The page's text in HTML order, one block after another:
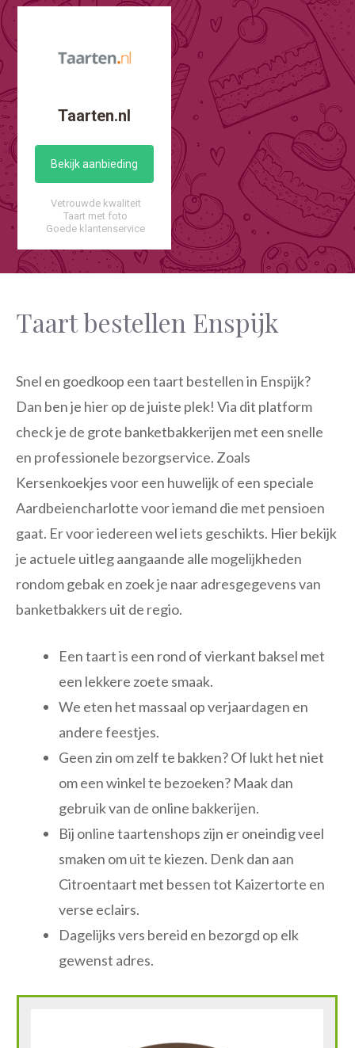
Taarten.nl
Bekijk aanbieding
Vetrouwde kwaliteit
Taart met foto
Goede klantenservice
Taart bestellen Enspijk
Snel en goedkoop een taart bestellen in Enspijk?
Dan ben je hier op de juiste plek! Via dit platform
check je de grote banketbakkerijen met een snelle
en professionele bezorgservice. Zoals
Kersenkoekjes voor een huwelijk of een speciale
Aardbeiencharlotte voor iemand die met pensioen
gaat. Er voor iedereen wel iets geschikts. Hier bekijk
je actuele uitleg aangaande alle mogelijkheden
rondom gebak en zoek je naar adresgegevens van
banketbakkers uit de regio.
Een taart is een rond of vierkant baksel met
een lekkere zoete smaak.
We eten het massaal op verjaardagen en
andere feestjes.
Geen zin om zelf te bakken? Of lukt het niet
om een winkel te bezoeken? Maak dan
gebruik van de online bakkerijen.
Bij online taartenshops zijn er oneindig veel
smaken om uit te kiezen. Denk dan aan
Citroentaart met bessen tot Kaizertorte en
verse eclairs.
Dagelijks vers bereid en bezorgd op elk
gewenst adres.